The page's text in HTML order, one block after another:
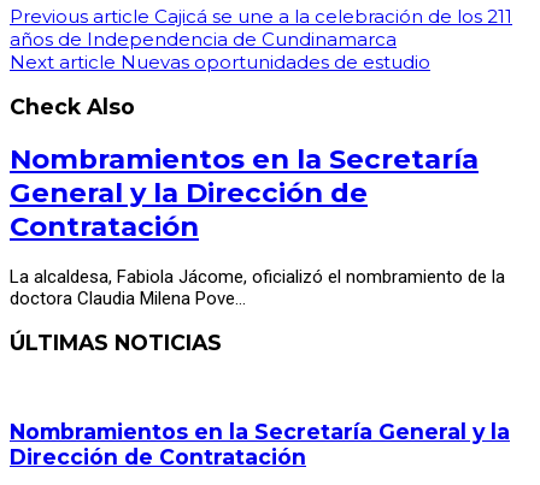
Previous article Cajicá se une a la celebración de los 211
años de Independencia de Cundinamarca
Next article Nuevas oportunidades de estudio
Check Also
Nombramientos en la Secretaría
General y la Dirección de
Contratación
La alcaldesa, Fabiola Jácome, oficializó el nombramiento de la
doctora Claudia Milena Pove…
ÚLTIMAS NOTICIAS
Nombramientos en la Secretaría General y la
Dirección de Contratación